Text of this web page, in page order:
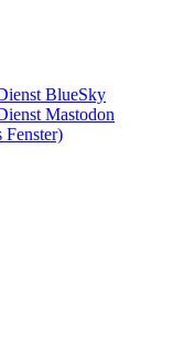
BlueSky
Mastodon